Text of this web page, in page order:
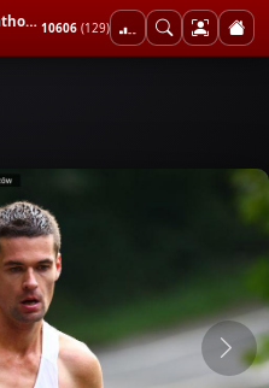
Silesia Ultramarathon, Marathon, Półmaraton 2023 10606 (129)